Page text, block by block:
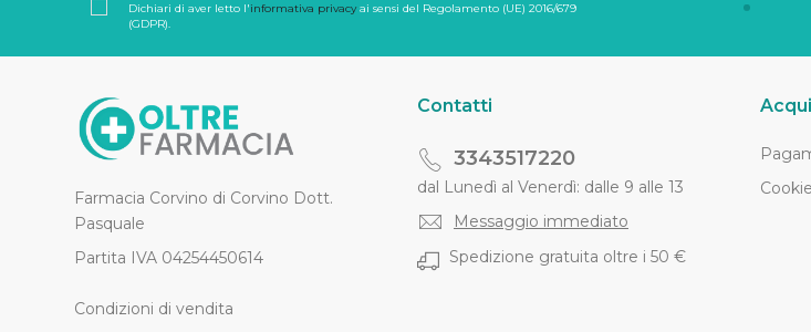
Dichiari di aver letto l'informativa privacyai sensi del Regolamento (UE) 2016/679
(GDPR).
Farmacia Corvino di Corvino Dott.
Pasquale
Partita IVA 04254450614
Condizioni di vendita
Contatti
3343517220
dal Lunedì al Venerdì: dalle 9 alle 13
Messaggio immediato
Spedizione gratuita oltre i 50 €